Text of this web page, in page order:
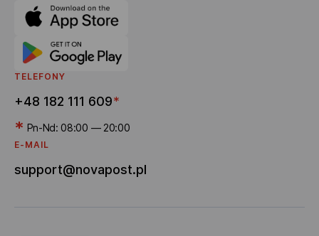
Dostawa bonusów
TELEFONY
+48 182 111 609*
* Pn-Nd: 08:00 — 20:00
E-MAIL
support@novapost.pl